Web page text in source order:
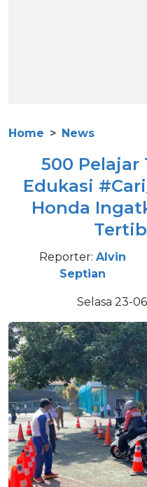
Home News
500 Pelajar
Edukasi
Honda
Reporter: Alvin
Septian
Selasa 23-